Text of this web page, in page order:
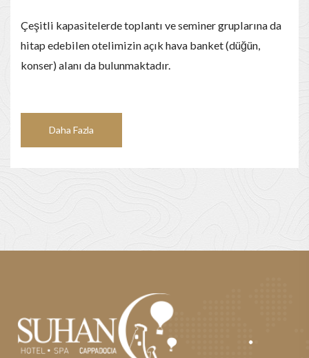
Çeşitli kapasitelerde toplantı ve seminer gruplarına da
hitap edebilen otelimizin açık hava banket (düğün,
konser) alanı da bulunmaktadır.
Daha Fazla